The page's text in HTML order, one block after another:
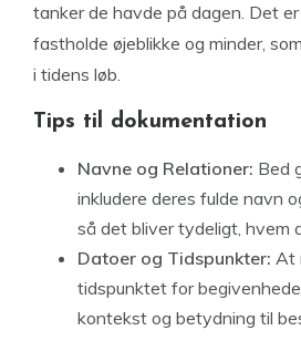
tanker de havde på dagen. Det
fastholde øjeblikke og minder,
i tidens løb.
Tips til dokumentation
Navne og Relationer: Bed
inkludere deres fulde navn
så det bliver tydeligt, hvem
Datoer og Tidspunkter: At
tidspunktet for
kontekst og betydning til